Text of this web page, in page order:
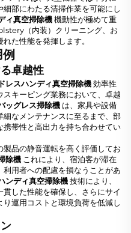
部にわたる清掃作業を可能にし
ィ真空掃除機機動性が極めて重
（内装）クリーニング、お
た性能を発揮します。
卓越性
レスハンディ真空掃除機効率性
キーピング業務において、卓越
ッグレス掃除機 は、家具や設備
なメンテナンスに至るまで、部
帯性と高出力を持ち合わせてい
品の静音運転を高く評価してお
除機 これにより、宿泊客が滞在
用者への配慮を損なうことがあ
ンディ真空掃除機技術により、
した性能を確保し、さらにサイ
運用コストと環境負荷を低減し